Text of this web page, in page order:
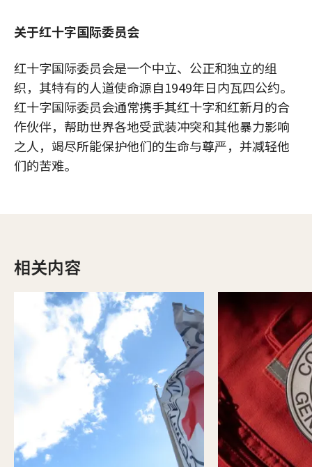
关于红十字国际委员会
红十字国际委员会是一个中立、公正和独立的组
织，其特有的人道使命源自1949年日内瓦四公约。
红十字国际委员会通常携手其红十字和红新月的合
作伙伴，帮助世界各地受武装冲突和其他暴力影响
之人，竭尽所能保护他们的生命与尊严，并减轻他
们的苦难。
相关内容